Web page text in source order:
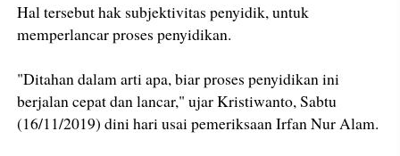
Hal tersebut hak subjektivitas penyidik, untuk
memperlancar proses penyidikan.
"Ditahan dalam arti apa, biar proses penyidikan ini
berjalan cepat dan lancar," ujar Kristiwanto, Sabtu
(16/11/2019) dini hari usai pemeriksaan Irfan Nur Alam.